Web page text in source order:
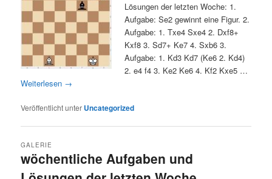
Lösungen der letzten Woche: 1.
Aufgabe: Se2 gewinnt eine Figur. 2.
Aufgabe: 1. Txe4 Sxe4 2. Dxf8+
Kxf8 3. Sd7+ Ke7 4. Sxb6 3.
Aufgabe: 1. Kd3 Kd7 (Ke6 2. Kd4)
2. e4 f4 3. Ke2 Ke6 4. Kf2 Kxe5 …
Weiterlesen →
Veröffentlicht unter Uncategorized
wöchentliche Aufgaben und
GALERIE